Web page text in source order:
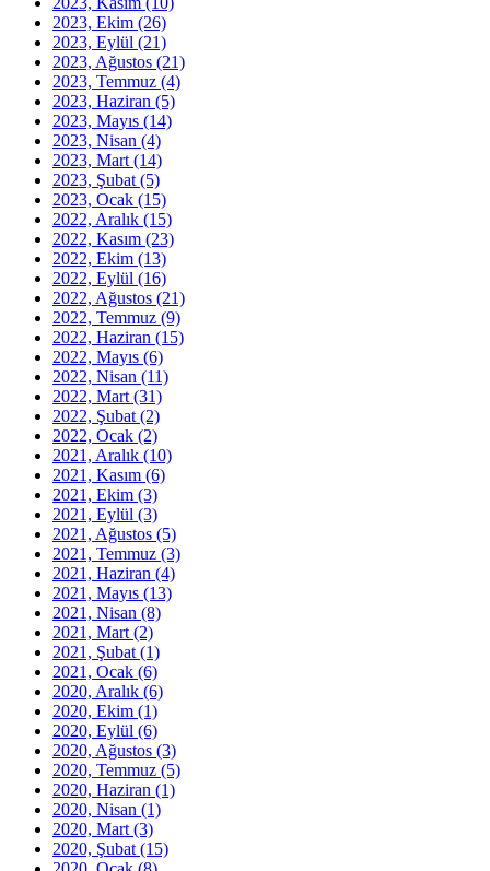
2023, Ekim (26)
2023, Eylül (21)
2023, Ağustos (21)
2023, Temmuz (4)
2023, Haziran (5)
2023, Mayıs (14)
2023, Nisan (4)
2023, Mart (14)
2023, Şubat (5)
2023, Ocak (15)
2022, Aralık (15)
2022, Kasım (23)
2022, Ekim (13)
2022, Eylül (16)
2022, Ağustos (21)
2022, Temmuz (9)
2022, Haziran (15)
2022, Mayıs (6)
2022, Nisan (11)
2022, Mart (31)
2022, Şubat (2)
2022, Ocak (2)
2021, Aralık (10)
2021, Kasım (6)
2021, Ekim (3)
2021, Eylül (3)
2021, Ağustos (5)
2021, Temmuz (3)
2021, Haziran (4)
2021, Mayıs (13)
2021, Nisan (8)
2021, Mart (2)
2021, Şubat (1)
2021, Ocak (6)
2020, Aralık (6)
2020, Ekim (1)
2020, Eylül (6)
2020, Ağustos (3)
2020, Temmuz (5)
2020, Haziran (1)
2020, Nisan (1)
2020, Mart (3)
2020, Şubat (15)